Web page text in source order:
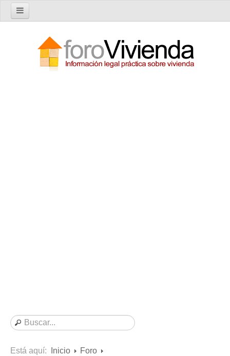
Nuevo tema
Contratos de Arrendamiento
De uso distinto al de vivienda
Está aquí: Inicio
Foro